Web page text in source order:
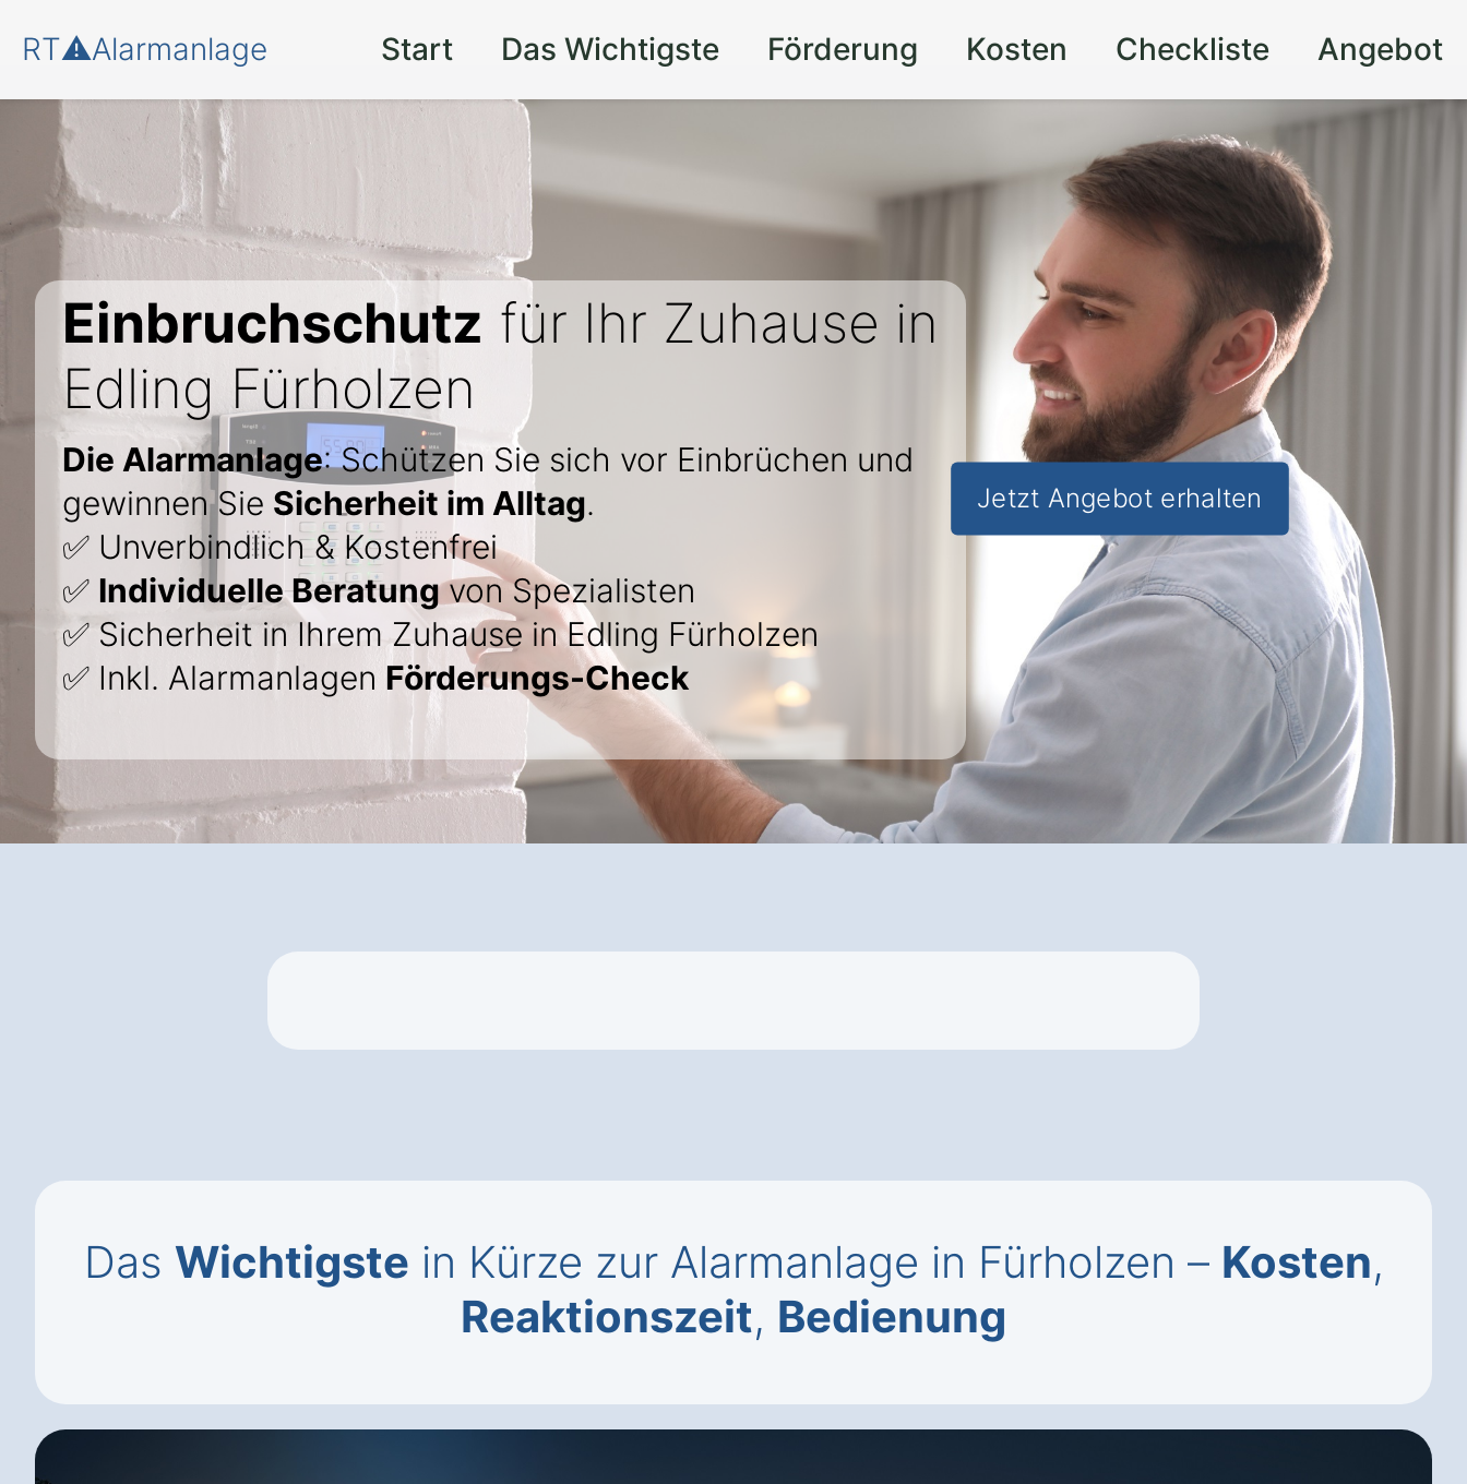
RT⚠️Alarmanlage Start Das Wichtigste Förderung Kosten Checkliste Angebot
Einbruchschutz für Ihr Zuhause in
Edling Fürholzen
Die Alarmanlage: Schützen Sie sich vor Einbrüchen und
gewinnen Sie Sicherheit im Alltag.
✅ Unverbindlich & Kostenfrei
✅ Individuelle Beratungvon Spezialisten
✅ Sicherheit in Ihrem Zuhause in Edling Fürholzen
✅ Inkl. Alarmanlagen Förderungs-Check
Jetzt Angebot erhalten
Das Wichtigste in Kürze zur Alarmanlage in Fürholzen – Kosten,
Reaktionszeit, Bedienung